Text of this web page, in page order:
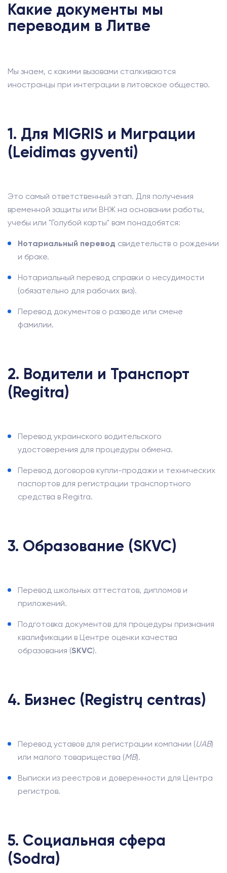
Какие документы мы
переводим в Литве
Мы знаем, с какими вызовами сталкиваются
иностранцы при интеграции в литовское общество.
1. Для MIGRIS и Миграции
(Leidimas gyventi)
Это самый ответственный этап. Для получения
временной защиты или ВНЖ на основании работы,
учебы или "Голубой карты" вам понадобятся:
Нотариальный перевод свидетельств о рождении
и браке.
Нотариальный перевод справки о несудимости
(обязательно для рабочих виз).
Перевод документов о разводе или смене
фамилии.
2. Водители и Транспорт
(Regitra)
Перевод украинского водительского
удостоверения для процедуры обмена.
Перевод договоров купли-продажи и технических
паспортов для регистрации транспортного
средства в Regitra.
3. Образование (SKVC)
Перевод школьных аттестатов, дипломов и
приложений.
Подготовка документов для процедуры признания
квалификации в Центре оценки качества
образования (SKVC).
4. Бизнес (Registrų centras)
Перевод уставов для регистрации компании (UAB)
или малого товарищества (MB).
Выписки из реестров и доверенности для Центра
регистров.
5. Социальная сфера
(Sodra)